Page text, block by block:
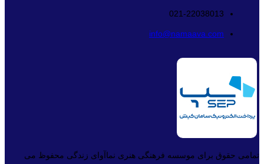
021-22038013
info@namaava.com
تمامی حقوق برای موسسه فرهنگی هنری نماآوای زندگی محفوظ می